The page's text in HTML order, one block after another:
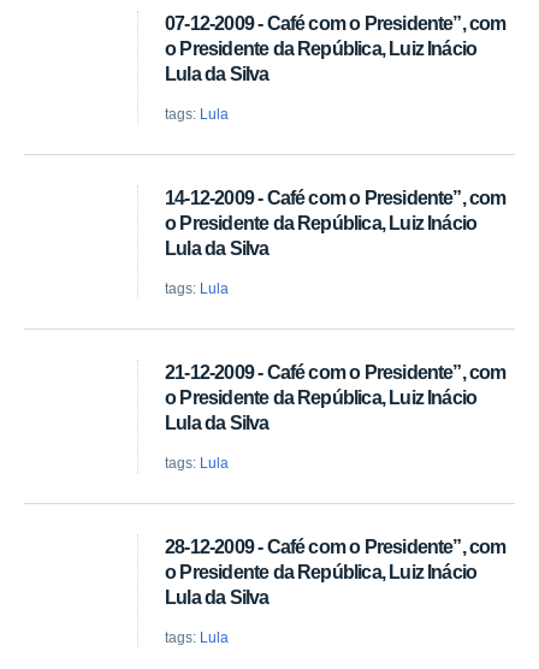
07-12-2009 - Café com o Presidente”, com
o Presidente da República, Luiz Inácio
Lula da Silva
tags: Lula
14-12-2009 - Café com o Presidente”, com
o Presidente da República, Luiz Inácio
Lula da Silva
tags: Lula
21-12-2009 - Café com o Presidente”, com
o Presidente da República, Luiz Inácio
Lula da Silva
tags: Lula
28-12-2009 - Café com o Presidente”, com
o Presidente da República, Luiz Inácio
Lula da Silva
tags: Lula